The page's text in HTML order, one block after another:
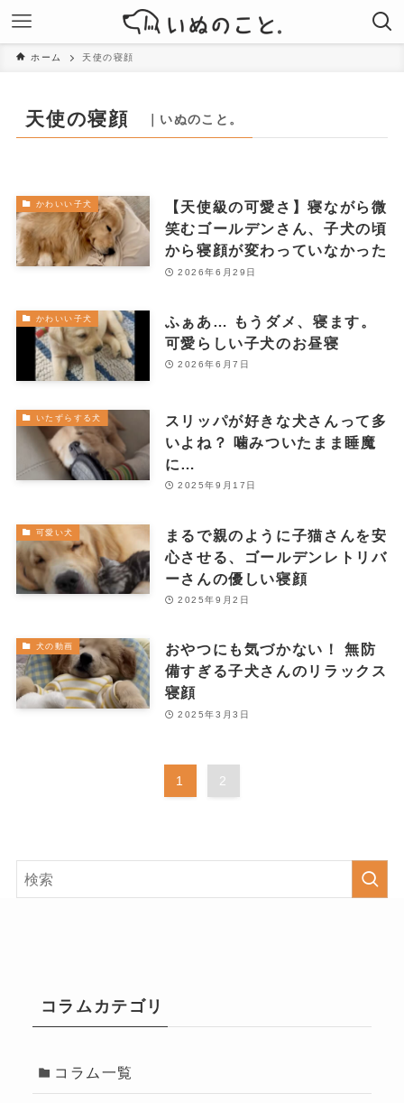
ホーム 天使の寝顔
天使の寝顔 ｜いぬのこと。
かわいい子犬
【天使級の可愛さ】寝ながら微
笑むゴールデンさん、子犬の頃
から寝顔が変わっていなかった
2026年6月29日
かわいい子犬
ふぁあ… もうダメ、寝ます。
可愛らしい子犬のお昼寝
2026年6月7日
いたずらする犬
スリッパが好きな犬さんって多
いよね？ 噛みついたまま睡魔
に…
2025年9月17日
可愛い犬
まるで親のように子猫さんを安
心させる、ゴールデンレトリバ
ーさんの優しい寝顔
2025年9月2日
犬の動画
おやつにも気づかない！ 無防
備すぎる子犬さんのリラックス
寝顔
2025年3月3日
1 2
コラムカテゴリ
コラム一覧